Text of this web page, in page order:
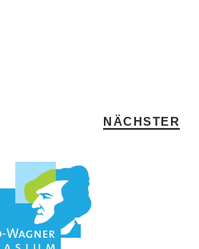
NÄCHSTER